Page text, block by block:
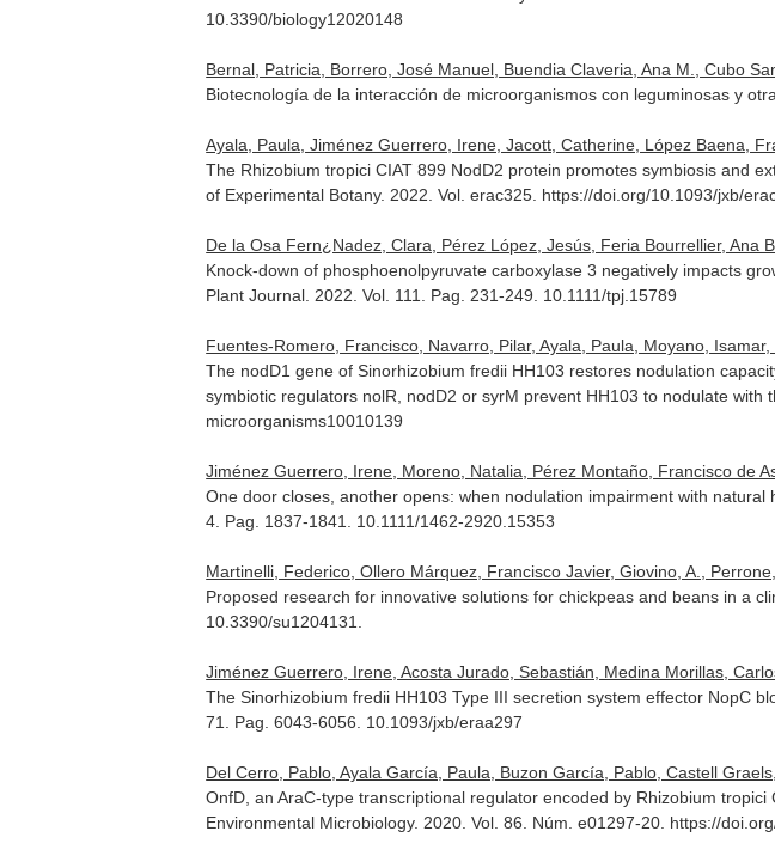
10.3390/biology12020148
Bernal, Patricia, Borrero, José Manuel, Buendia Claveria, Ana M., Cubo
Biotecnología de la interacción de microorganismos con leguminosas y
Ayala, Paula, Jiménez Guerrero, Irene, Jacott, Catherine, López Baena,
The Rhizobium tropici CIAT 899 NodD2 protein promotes symbiosis and
of Experimental Botany. 2022. Vol. erac325. https://doi.org/10.1093/jxb/
De la Osa Fern¿Nadez, Clara, Pérez López, Jesús, Feria Bourrellier, Ana
Knock-down of phosphoenolpyruvate carboxylase 3 negatively impacts
Plant Journal . 2022. Vol. 111. Pag. 231-249. 10.1111/tpj.15789
Fuentes-Romero, Francisco, Navarro, Pilar, Ayala, Paula, Moyano,
The nodD1 gene of Sinorhizobium fredii HH103 restores nodulation
symbiotic regulators nolR, nodD2 or syrM prevent HH103 to nodulate with
microorganisms10010139
Jiménez Guerrero, Irene, Moreno, Natalia, Pérez Montaño, Francisco de
One door closes, another opens: when nodulation impairment with natural
4. Pag. 1837-1841. 10.1111/1462-2920.15353
Martinelli, Federico, Ollero Márquez, Francisco Javier, Giovino, A.,
Proposed research for innovative solutions for chickpeas and beans in a
10.3390/su1204131.
Jiménez Guerrero, Irene, Acosta Jurado, Sebastián, Medina Morillas,
The Sinorhizobium fredii HH103 Type III secretion system effector NopC
71. Pag. 6043-6056. 10.1093/jxb/eraa297
Del Cerro, Pablo, Ayala García, Paula, Buzon García, Pablo, Castell
OnfD, an AraC-type transcriptional regulator encoded by Rhizobium
Environmental Microbiology. 2020. Vol. 86. Núm. e01297-20. https://